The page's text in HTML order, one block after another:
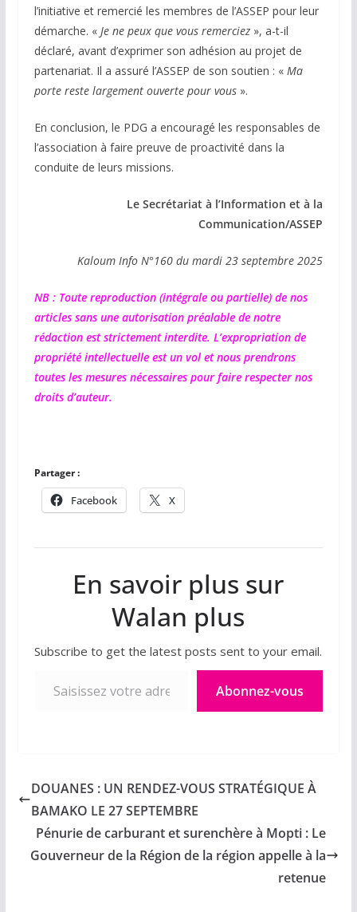
l’initiative et remercié les membres de l’ASSEP pour leur
démarche. « Je ne peux que vous remerciez», a-t-il
déclaré, avant d’exprimer son adhésion au projet de
partenariat. Il a assuré l’ASSEP de son soutien : « Ma
porte reste largement ouverte pour vous».
En conclusion, le PDG a encouragé les responsables de
l’association à faire preuve de proactivité dans la
conduite de leurs missions.
Le Secrétariat à l’Information et à la
Communication/ASSEP
Kaloum Info N°160 du mardi 23 septembre 2025
NB : Toute reproduction (intégrale ou partielle) de nos
articles sans une autorisation préalable de notre
rédaction est strictement interdite. L’expropriation de
propriété intellectuelle est un vol et nous prendrons
toutes les mesures nécessaires pour faire respecter nos
droits d’auteur.
Partager :
Facebook X
En savoir plus sur
Walan plus
Subscribe to get the latest posts sent to your email.
Abonnez-vous
DOUANES : UN RENDEZ-VOUS STRATÉGIQUE À
BAMAKO LE 27 SEPTEMBRE
Pénurie de carburant et surenchère à Mopti : Le
Gouverneur de la Région de la région appelle à la
retenue